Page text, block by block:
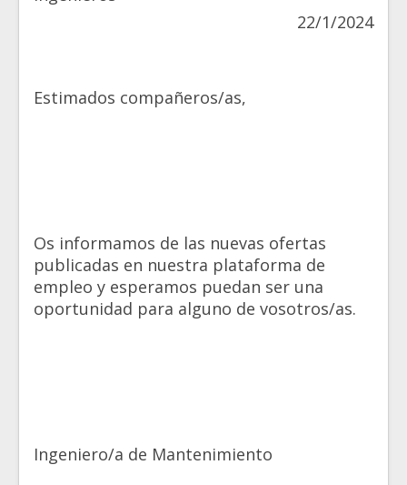
22/1/2024
Estimados compañeros/as,
Os informamos de las nuevas ofertas
publicadas en nuestra plataforma de
empleo y esperamos puedan ser una
oportunidad para alguno de vosotros/as.
Ingeniero/a de Mantenimiento